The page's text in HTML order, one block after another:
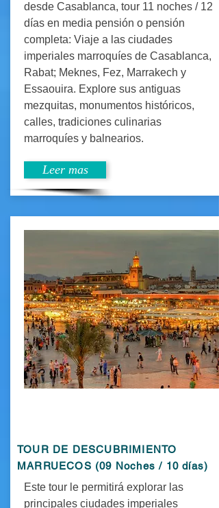
desde Casablanca, tour 11 noches / 12
días en media pensión o pensión
completa: Viaje a las ciudades
imperiales marroquíes de Casablanca,
Rabat; Meknes, Fez, Marrakech y
Essaouira. Explore sus antiguas
mezquitas, monumentos históricos,
calles, tradiciones culinarias
marroquíes y balnearios.
Leer mas
TOUR DE DESCUBRIMIENTO
MARRUECOS (09 Noches / 10 días)
Este tour le permitirá explorar las
principales ciudades imperiales